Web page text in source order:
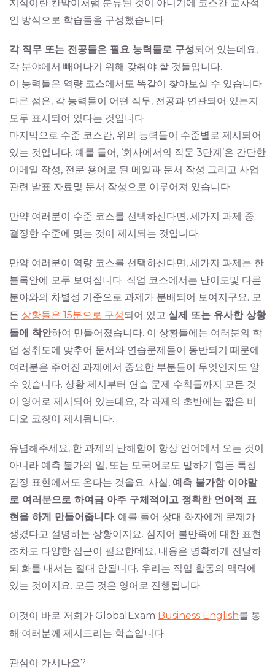
지식이란 칸막이처럼 분류된 것이 아니기에 코스간 교차적
인 방식으로 학습들을 구성했습니다.
각 직무 또는 전공들은 필요 능력들로 구성되어 있는데요,
각 분야에서 빼어나기 위해 갖춰야 할 것들입니다.
이 능력들은 역량 코스에서도 똑같이 찾아보실 수 있습니다.
다른 점은, 각 능력들이 어떤 직무, 전공과 연관되어 있는지
모두 표시되어 있다는 것입니다.
마지막으로 수준 코스란, 위의 능력들이 수준별로 제시되어
있는 것입니다. 예를 들어, ‘회사에서의 작문 3단계’은 간단한
이메일 작성, 전문 용어로 된 메일과 문서 작성 그리고 사업
관련 발표 자료및 문서 작성으로 이루어져 있습니다.
만약 여러분이 수준 코스를 선택하신다면, 세가지 과제 중
결정한 수준에 맞는 것이 제시되는 것입니다.
만약 여러분이 역량 코스를 선택하신다면, 세가지 과제는 한
블록안에 모두 보여집니다. 직업 코스에서는 난이도및 다른
분야와의 차별성 기준으로 과제가 분배되어 보여지구요. 모
든 상황들은 15분으로 구성되어 있고 실제 또는 유사한 상황
들에 착안하여 만들어졌습니다. 이 상황들에는 여러분의 학
업 성취도에 맞추어 문서와 연습문제들이 동반되기 때문에
여러분은 주어진 과제에서 중요한 부분들이 무엇인지도 알
수 있습니다. 상황 제시부터 연습 문제 수칙들까지 모든 것
이 영어로 제시되어 있는데요, 각 과제의 초반에는 짧은 비
디오 코칭이 제시됩니다.
유념해주세요, 한 과제의 난해함이 항상 언어에서 오는 것이
아니라 예측 불가의 일, 또는 모국어로도 말하기 힘든 특정
감정 표현에서도 온다는 것을요. 사실, 예측 불가함 이야말
로 여러분으로 하여금 아주 구체적이고 정확한 언어적 표
현을 하게 만들어줍니다. 예를 들어 상대 화자에게 문제가
생겼다고 설명하는 상황이지요. 심지어 불만족에 대한 표현
조차도 다양한 접근이 필요한데요, 내용은 명확하게 전달하
되 화를 내서는 절대 안됩니다. 우리는 직업 활동의 맥락에
있는 것이지요. 모든 것은 영어로 진행됩니다.
이것이 바로 저희가 GlobalExam Business English를 통
해 여러분께 제시드리는 학습입니다.
관심이 가시나요?